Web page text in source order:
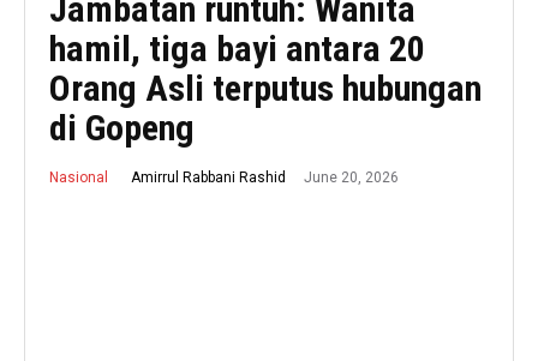
Jambatan runtuh: Wanita
hamil, tiga bayi antara 20
Orang Asli terputus hubungan
di Gopeng
Nasional Amirrul Rabbani Rashid June 20, 2026